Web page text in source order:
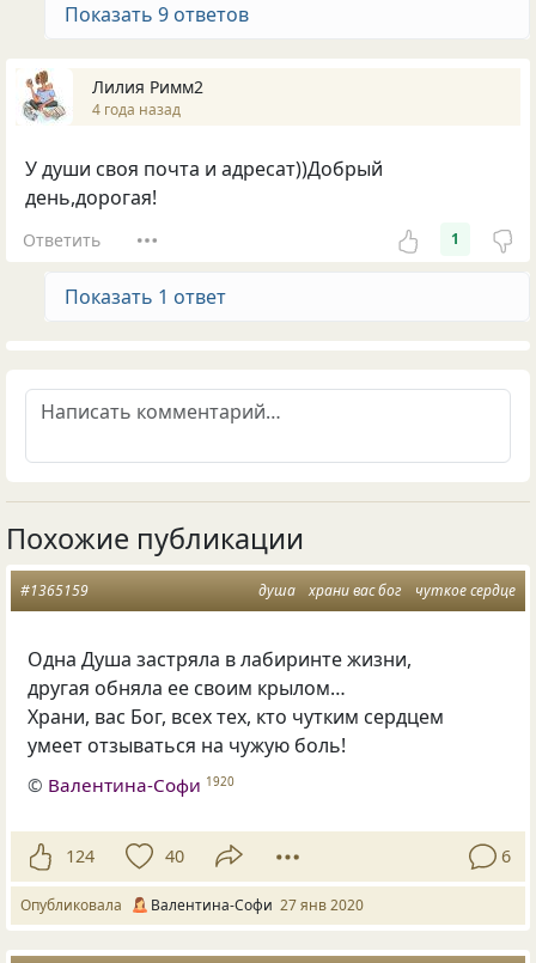
Показать 9 ответов
Лилия Римм2
4 года назад
У души своя почта и адресат))Добрый
день,дорогая!
Ответить 1
Показать 1 ответ
Похожие публикации
душа храни вас бог чуткое сердце
#1365159
Одна Душа застряла в лабиринте жизни,
другая обняла ее своим крылом…
Храни, вас Бог, всех тех, кто чутким сердцем
умеет отзываться на чужую боль!
© Валентина-Софи 1920
124 40 6
Опубликовала Валентина-Софи 27 янв 2020